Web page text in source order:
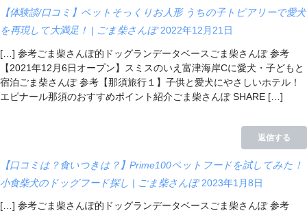
【体験談/口コミ】ペットそっくりお人形 うちの子トピアリーで愛犬
を再現して大満足！ | ごま柴さんぽ 2022年12月21日
[…] 参考ごま柴さんぽ的ドッグランデータベースごま柴さんぽ 参考
【2021年12月6日オープン】スミスのいえ富津海岸Cに愛犬・子どもと
宿泊ごま柴さんぽ 参考【那須旅行１】子供と愛犬にやさしいホテル！
エピナール那須のおすすめポイント紹介ごま柴さんぽ SHARE […]
返信する
【口コミは？食いつきは？】Prime100ペットフードを試してみた！
小食柴犬のドッグフード探し | ごま柴さんぽ 2023年1月8日
[…] 参考ごま柴さんぽ的ドッグランデータベースごま柴さんぽ 参考